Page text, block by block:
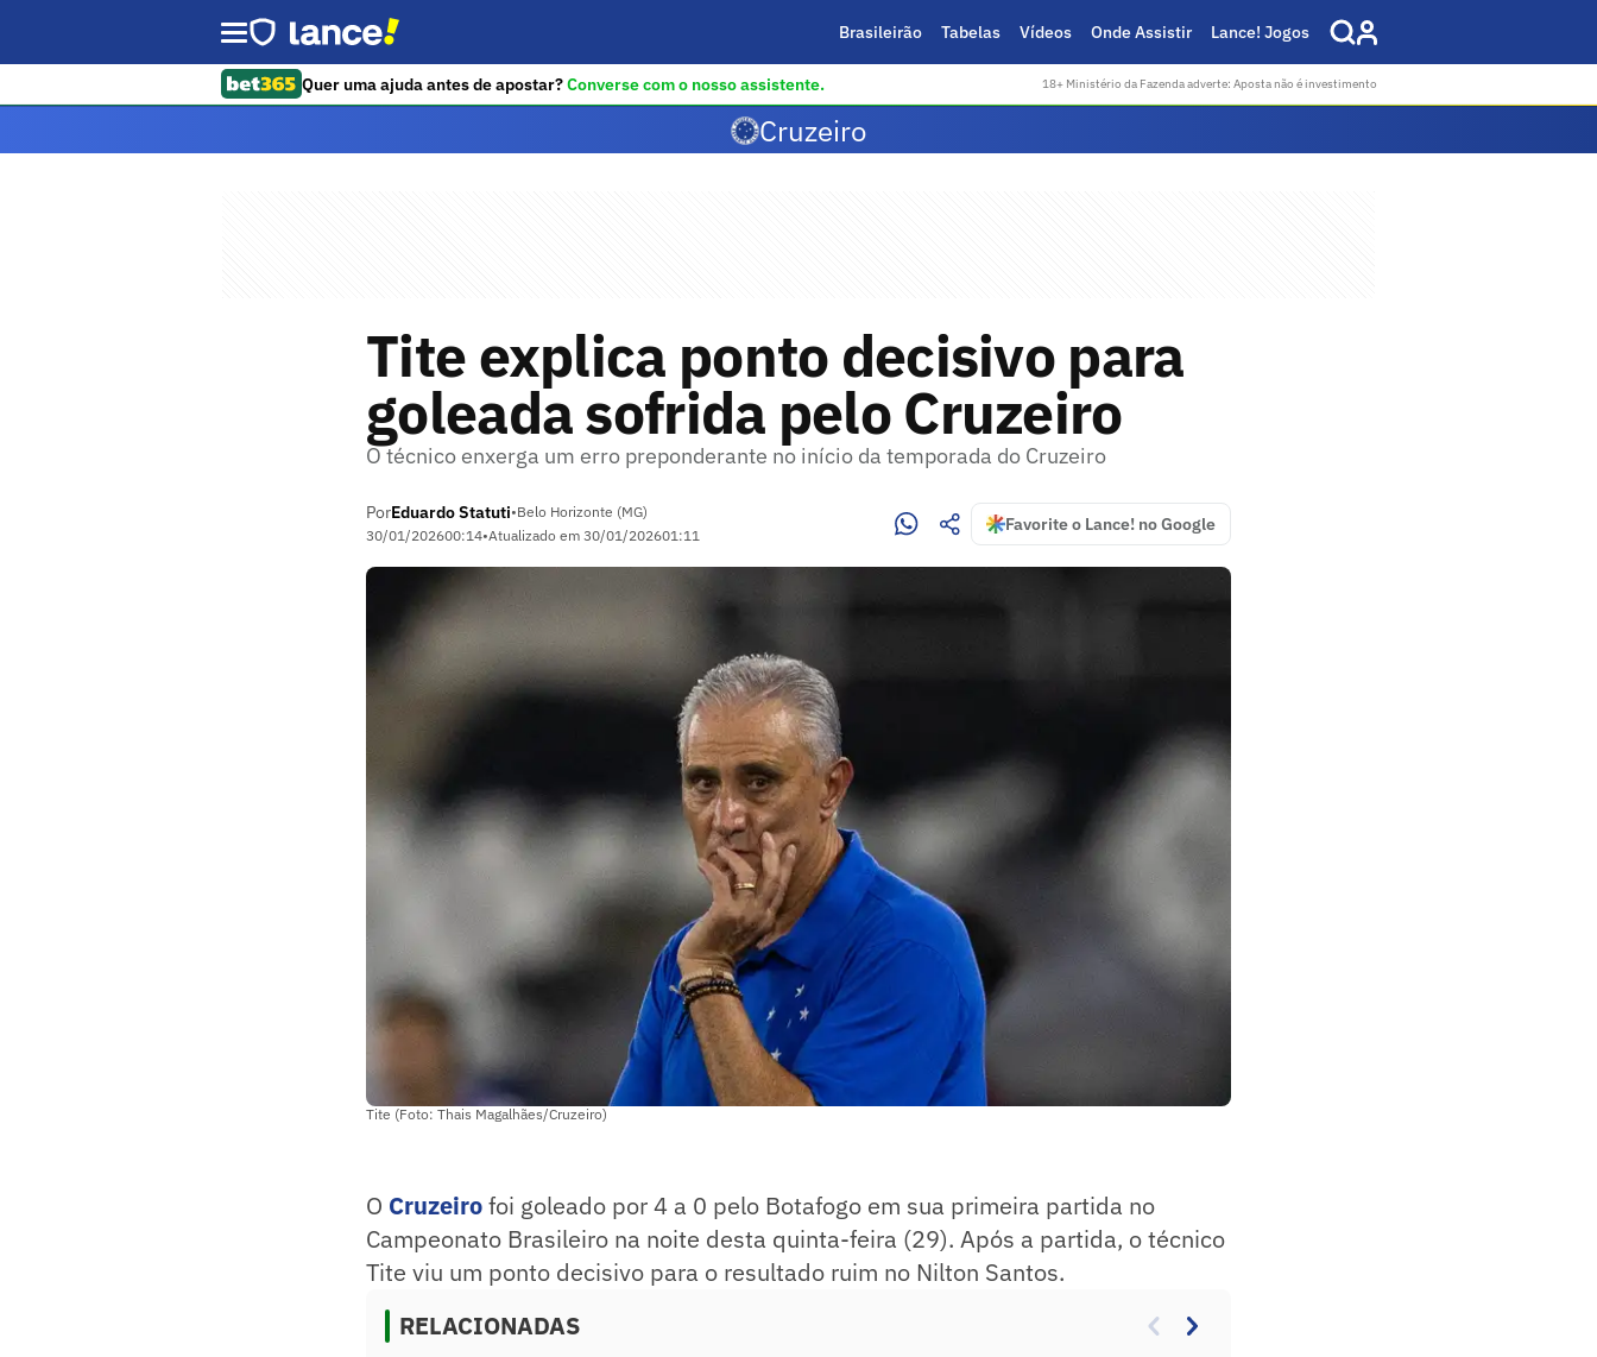
Brasileirão Tabelas Vídeos Onde Assistir Lance! Jogos
Quer uma ajuda antes de apostar?Converse com o nosso assistente. 18+ Ministério da Fazenda adverte: Aposta não é investimento
Cruzeiro
Tite explica ponto decisivo para
goleada sofrida pelo Cruzeiro
O técnico enxerga um erro preponderante no início da temporada do Cruzeiro
PorEduardo Statuti•Belo Horizonte (MG)
30/01/202600:14•Atualizado em 30/01/202601:11
Favorite o Lance! no Google
Tite (Foto: Thais Magalhães/Cruzeiro)
O Cruzeirofoi goleado por 4 a 0 pelo Botafogo em sua primeira partida no
Campeonato Brasileiro na noite desta quinta-feira (29). Após a partida, o técnico
Tite viu um ponto decisivo para o resultado ruim no Nilton Santos.
RELACIONADAS